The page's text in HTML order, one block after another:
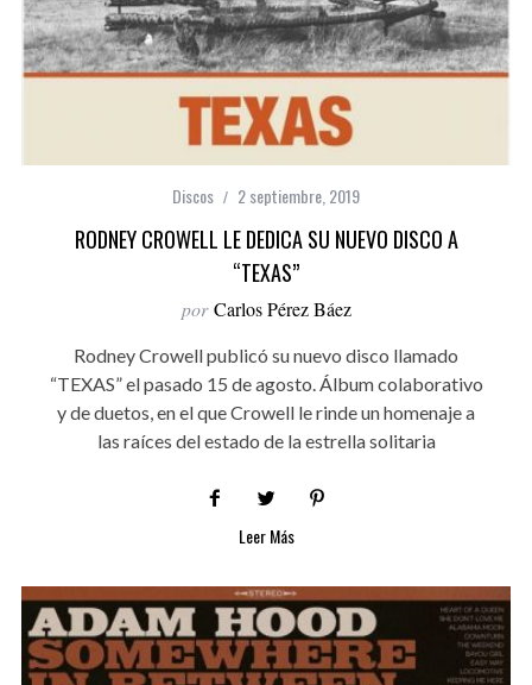
Discos 2 septiembre, 2019
RODNEY CROWELL LE DEDICA SU NUEVO DISCO A
“TEXAS”
por Carlos Pérez Báez
Rodney Crowell publicó su nuevo disco llamado
“TEXAS” el pasado 15 de agosto. Álbum colaborativo
y de duetos, en el que Crowell le rinde un homenaje a
las raíces del estado de la estrella solitaria
Leer Más